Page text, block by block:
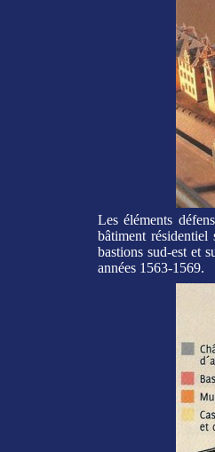
Les éléments
bâtiment
bastions sud-est et
années 1563-1569.